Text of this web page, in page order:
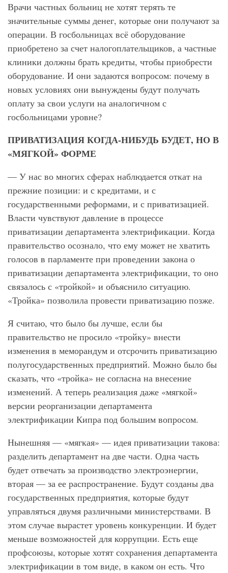
Врачи частных больниц не хотят терять те
значительные суммы денег, которые они получают за
операции. В госбольницах всё оборудование
приобретено за счет налогоплательщиков, а частные
клиники должны брать кредиты, чтобы приобрести
оборудование. И они задаются вопросом: почему в
новых условиях они вынуждены будут получать
оплату за свои услуги на аналогичном с
госбольницами уровне?
ПРИВАТИЗАЦИЯ КОГДА-НИБУДЬ БУДЕТ, НО В
«МЯГКОЙ» ФОРМЕ
— У нас во многих сферах наблюдается откат на
прежние позиции: и с кредитами, и с
государственными реформами, и с приватизацией.
Власти чувствуют давление в процессе
приватизации департамента электрификации. Когда
правительство осознало, что ему может не хватить
голосов в парламенте при проведении закона о
приватизации департамента электрификации, то оно
связалось с «тройкой» и объяснило ситуацию.
«Тройка» позволила провести приватизацию позже.
Я считаю, что было бы лучше, если бы
правительство не просило «тройку» внести
изменения в меморандум и отсрочить приватизацию
полугосударственных предприятий. Можно было бы
сказать, что «тройка» не согласна на внесение
изменений. А теперь реализация даже «мягкой»
версии реорганизации департамента
электрификации Кипра под большим вопросом.
Нынешняя — «мягкая» — идея приватизации такова:
разделить департамент на две части. Одна часть
будет отвечать за производство электроэнергии,
вторая — за ее распространение. Будут созданы два
государственных предприятия, которые будут
управляться двумя различными министерствами. В
этом случае вырастет уровень конкуренции. И будет
меньше возможностей для коррупции. Есть еще
профсоюзы, которые хотят сохранения департамента
электрификации в том виде, в каком он есть. Что